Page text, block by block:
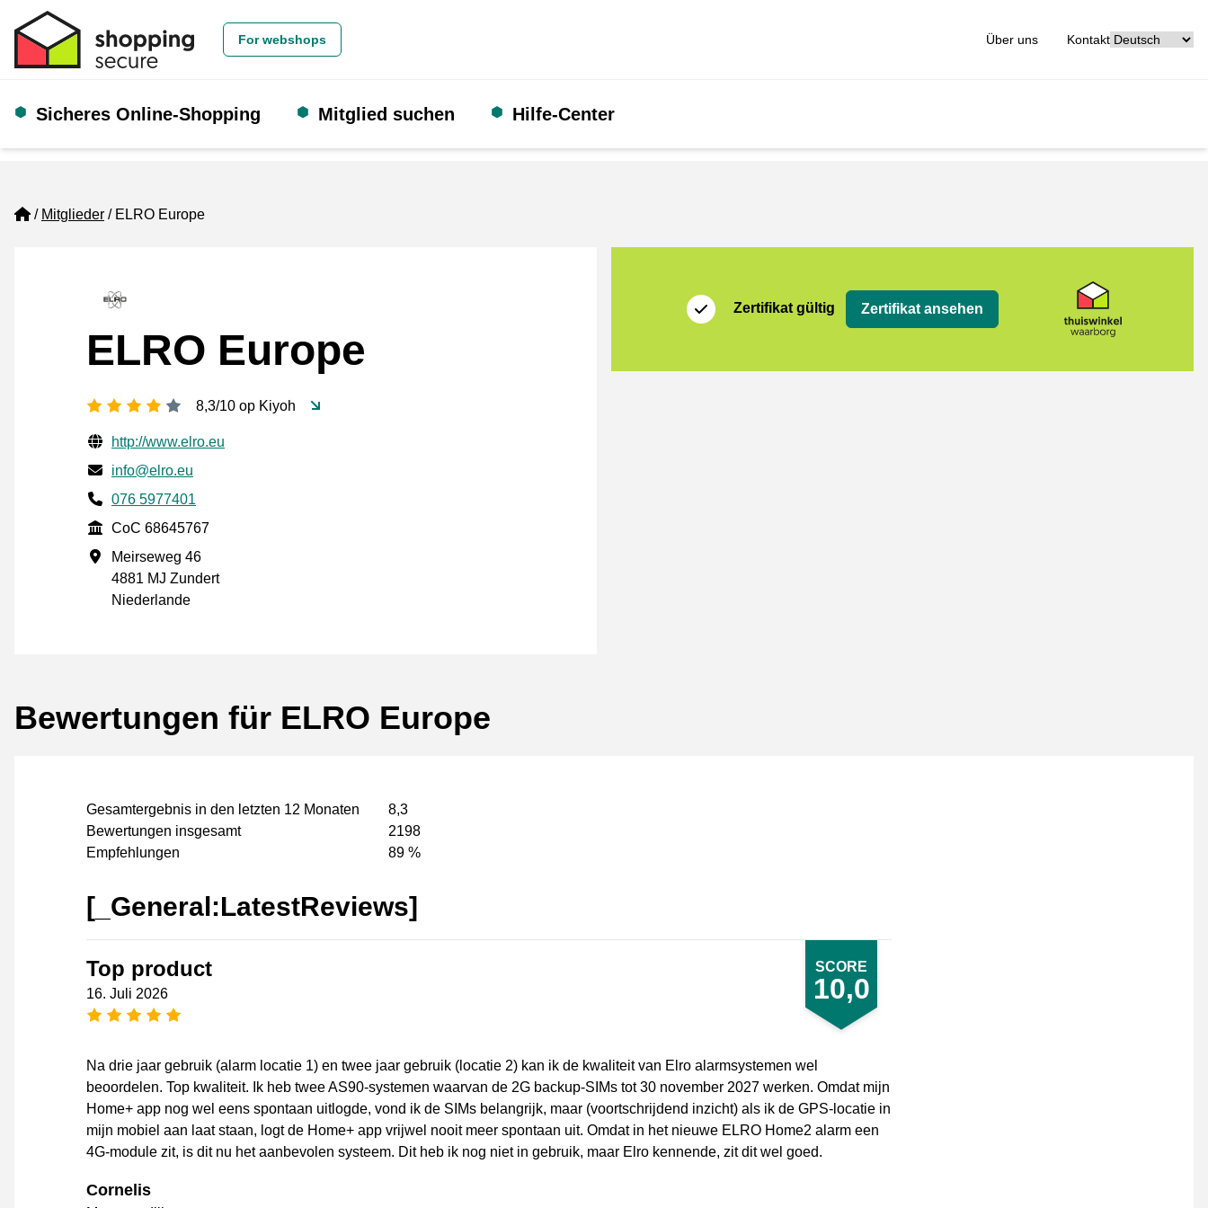
For webshops Über uns Kontakt
Sicheres Online-Shopping Mitglied suchen Hilfe-Center
Home
Mitglieder ELRO Europe
ELRO Europe
[_General:NumberOfStarsPluralFormat]
8,3/10 op Kiyoh
Geprüfte Kontaktinformationen
Website URL
http://www.elro.eu
E-mail
info@elro.eu
Phone number
076 5977401
CoC
CoC 68645767
Geschäftsadresse
Meirseweg 46
4881 MJ Zundert
Niederlande
Zertifikat gültig Zertifikat ansehen
Bewertungen für ELRO Europe
Gesamtergebnis in den letzten 12 Monaten
8,3
Bewertungen insgesamt
2198
Empfehlungen
89 %
[_General:LatestReviews]
SCORE
10,0
Top product
16. Juli 2026
[_General:NumberOfStarsPluralFormat]
Na drie jaar gebruik (alarm locatie 1) en twee jaar gebruik (locatie 2) kan ik de kwaliteit van Elro alarmsystemen wel
beoordelen. Top kwaliteit. Ik heb twee AS90-systemen waarvan de 2G backup-SIMs tot 30 november 2027 werken. Omdat mijn
Home+ app nog wel eens spontaan uitlogde, vond ik de SIMs belangrijk, maar (voortschrijdend inzicht) als ik de GPS-locatie in
mijn mobiel aan laat staan, logt de Home+ app vrijwel nooit meer spontaan uit. Omdat in het nieuwe ELRO Home2 alarm een
4G-module zit, is dit nu het aanbevolen systeem. Dit heb ik nog niet in gebruik, maar Elro kennende, zit dit wel goed.
Cornelis